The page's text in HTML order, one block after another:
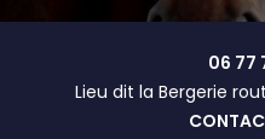
06 77
Lieu dit la Bergerie